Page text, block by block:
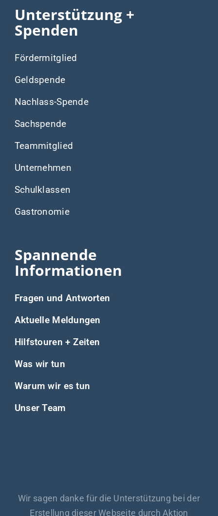
Unterstützung +
Spenden
Fördermitglied
Geldspende
Nachlass-Spende
Sachspende
Teammitglied
Unternehmen
Schulklassen
Gastronomie
Spannende
Informationen
Fragen und Antworten
Aktuelle Meldungen
Hilfstouren + Zeiten
Was wir tun
Warum wir es tun
Unser Team
Wir sagen danke für die Unterstützung bei der
Erstellung dieser Webseite durch Aktion